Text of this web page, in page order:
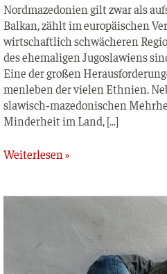
Nord­ma­ze­do­ni­en gilt zwar als
Bal­kan, zählt im euro­päi­schen
wirt­schaft­lich schwä­che­ren
des ehe­ma­li­gen Jugo­sla­wi­ens
Eine der gro­ßen
men­le­ben der vie­len Eth­ni­en.
slawisch‑mazedonischen
Min­der­heit im Land, […]
Weiterlesen »